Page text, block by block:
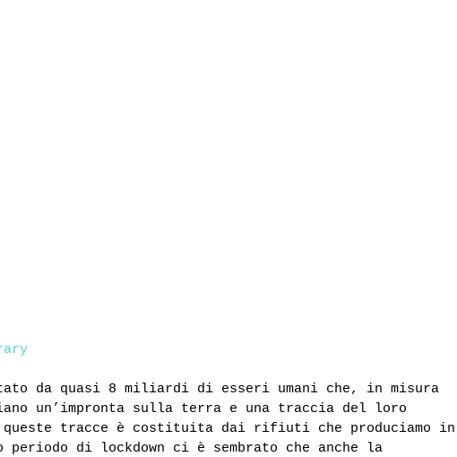
da quasi 8 miliardi di esseri umani che, in misura
un’impronta sulla terra e una traccia del loro
queste tracce è costituita dai rifiuti che produciamo in
periodo di lockdown ci è sembrato che anche la